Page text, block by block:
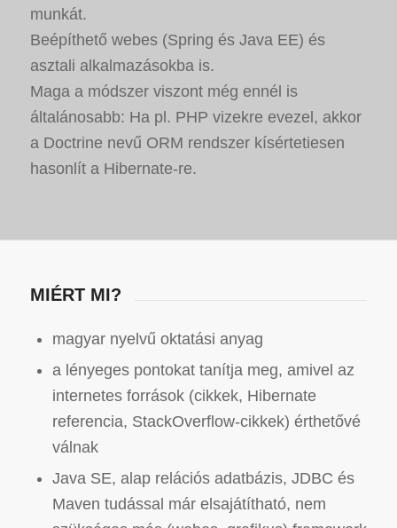
munkát.
Beépíthető webes (Spring és Java EE) és
asztali alkalmazásokba is.
Maga a módszer viszont még ennél is
általánosabb: Ha pl. PHP vizekre evezel, akkor
a Doctrine nevű ORM rendszer kísértetiesen
hasonlít a Hibernate-re.
MIÉRT MI?
magyar nyelvű oktatási anyag
a lényeges pontokat tanítja meg, amivel az
internetes források (cikkek, Hibernate
referencia, StackOverflow-cikkek) érthetővé
válnak
Java SE, alap relációs adatbázis, JDBC és
Maven tudással már elsajátítható, nem